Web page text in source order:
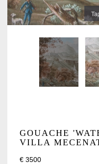
GOUACHE
VILLA
€ 3500